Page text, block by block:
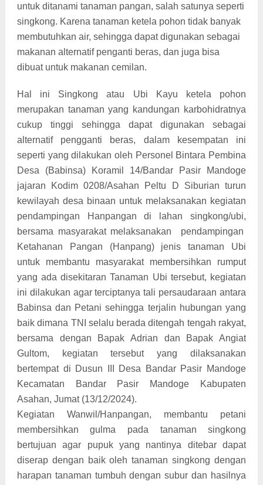
untuk ditanami tanaman pangan, salah satunya seperti
singkong. Karena tanaman ketela pohon tidak banyak
membutuhkan air, sehingga dapat digunakan sebagai
makanan alternatif penganti beras, dan juga bisa
dibuat untuk makanan cemilan.
Hal ini Singkong atau Ubi Kayu ketela pohon
merupakan tanaman yang kandungan karbohidratnya
cukup tinggi sehingga dapat digunakan sebagai
alternatif pengganti beras, dalam kesempatan ini
seperti yang dilakukan oleh Personel Bintara Pembina
Desa (Babinsa) Koramil 14/Bandar Pasir Mandoge
jajaran Kodim 0208/Asahan Peltu D Siburian turun
kewilayah desa binaan untuk melaksanakan kegiatan
pendampingan Hanpangan di lahan singkong/ubi,
bersama masyarakat melaksanakan
pendampingan
Ketahanan Pangan (Hanpang) jenis tanaman Ubi
untuk membantu masyarakat membersihkan rumput
yang ada disekitaran Tanaman Ubi tersebut, kegiatan
ini dilakukan agar terciptanya tali persaudaraan antara
Babinsa dan Petani sehingga terjalin hubungan yang
baik dimana TNI selalu berada ditengah tengah rakyat,
bersama dengan Bapak Adrian dan Bapak Angiat
Gultom, kegiatan tersebut yang dilaksanakan
bertempat di Dusun III Desa Bandar Pasir Mandoge
Kecamatan Bandar Pasir Mandoge Kabupaten
Asahan, Jumat (13/12/2024).
Kegiatan Wanwil/Hanpangan, membantu petani
membersihkan gulma pada tanaman singkong
bertujuan agar pupuk yang nantinya ditebar dapat
diserap dengan baik oleh tanaman singkong dengan
harapan tanaman tumbuh dengan subur dan hasilnya